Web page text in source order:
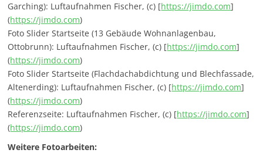
Garching): Luftaufnahmen Fischer, (c) [https://jimdo.com]
(https://jimdo.com)
Foto Slider Startseite (13 Gebäude Wohnanlagenbau,
Ottobrunn): Luftaufnahmen Fischer, (c) [https://jimdo.com]
(https://jimdo.com)
Foto Slider Startseite (Flachdachabdichtung und Blechfassade,
Altenerding): Luftaufnahmen Fischer, (c) [https://jimdo.com]
(https://jimdo.com)
Referenzseite: Luftaufnahmen Fischer, (c) [https://jimdo.com]
(https://jimdo.com)
Weitere Fotoarbeiten: